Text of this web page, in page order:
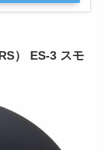
） ES-3 スモ